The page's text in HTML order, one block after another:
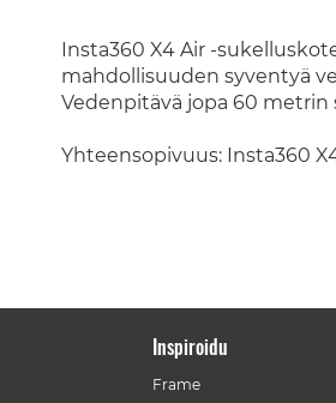
Insta360 X4 Air -
mahdollisuuden syventyä
Vedenpitävä jopa 60 metrin
Yhteensopivuus: Insta360
Inspiroidu
Frame